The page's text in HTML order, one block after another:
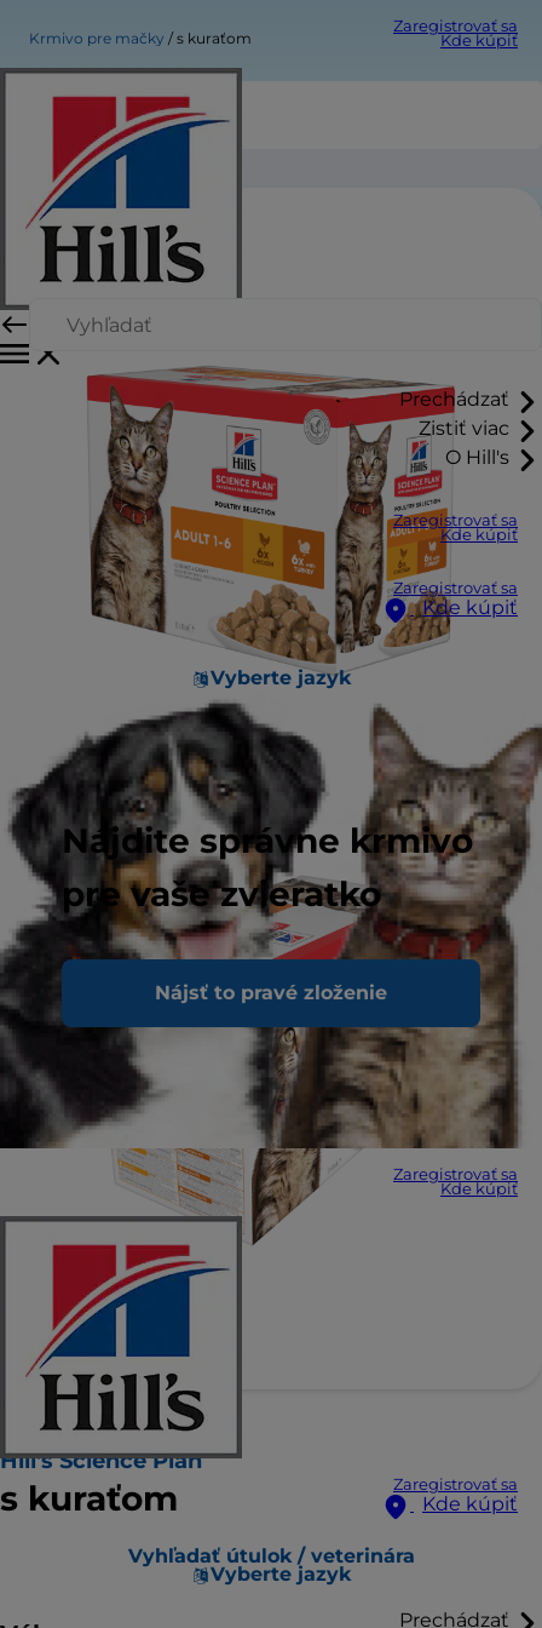
Zaregistrovať sa
Kde kúpiť
Prechádzať
Zistiť viac
O Hill's
Zaregistrovať sa
Kde kúpiť
Zaregistrovať sa
Kde kúpiť
Vyberte jazyk
Nájdite správne krmivo
pre vaše zvieratko
Nájsť to pravé zloženie
Zaregistrovať sa
Kde kúpiť
Zaregistrovať sa
Kde kúpiť
Vyberte jazyk
Prechádzať
Krmivo pre mačky s kuraťom
s kuraťom
Hill's Science Plan
s kuraťom
Vyhľadať útulok / veterinára